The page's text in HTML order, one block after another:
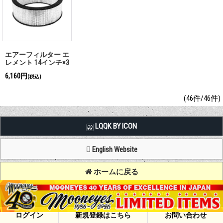
ログイン 新規登録はこちら お問い合わせ
エアーフィルター エ
レメント 14インチ×3
インチ トライアング
ラー
6,160円 (税込)
(46件/46件)
LQQK BY ICON
English Website
ホームに戻る
Copyright (C) MOON OF JAPAN, INC. All Rights Reserved.